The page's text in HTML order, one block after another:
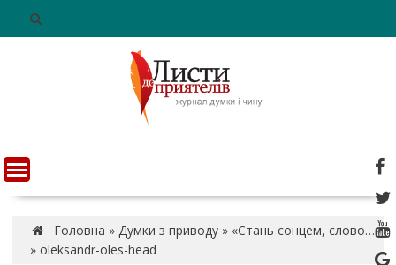
n
t
Головна » Думки з приводу » «Стань сонцем, слово…»
» oleksandr-oles-head